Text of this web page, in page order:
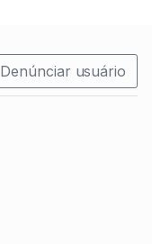
Denúnciar usuário